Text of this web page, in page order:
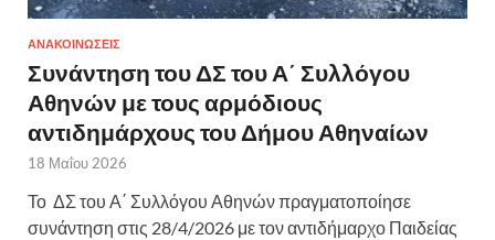
ΑΝΑΚΟΙΝΩΣΕΙΣ
Συνάντηση του ΔΣ του Α΄ Συλλόγου
Αθηνών με τους αρμόδιους
αντιδημάρχους του Δήμου Αθηναίων
18 Μαΐου 2026
Το ΔΣ του Α΄ Συλλόγου Αθηνών πραγματοποίησε
συνάντηση στις 28/4/2026 με τον αντιδήμαρχο Παιδείας